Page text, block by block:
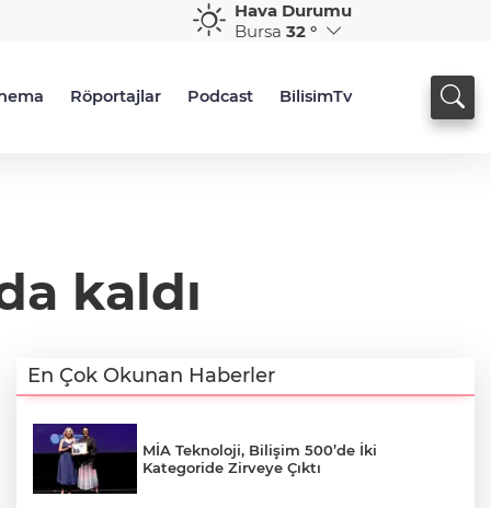
Hava Durumu
Bursa 32 °
Röportajlar Podcast BilisimTv
kaldı
En Çok Okunan Haberler
MİA Teknoloji, Bilişim 500’de İki
Kategoride Zirveye Çıktı